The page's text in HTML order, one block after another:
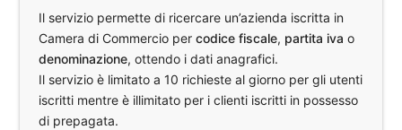
Il servizio permette di ricercare un’azienda iscritta in
Camera di Commercio percodice fiscale, partita iva o
denominazione, ottendo i dati anagrafici.
Il servizio è limitato a 10 richieste al giorno per gli utenti
iscritti mentre è illimitato per i clienti iscritti in possesso
di prepagata.